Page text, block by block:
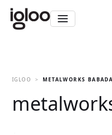
IGLOO METALWORKS